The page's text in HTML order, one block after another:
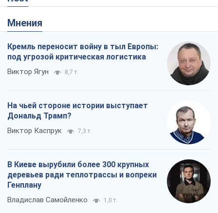
Мнения
Кремль переносит войну в тыл Европы:
под угрозой критическая логистика
Виктор Ягун 8,7 т.
На чьей стороне истории выступает
Дональд Трамп?
Виктор Каспрук 7,3 т.
В Киеве вырубили более 300 крупных
деревьев ради теплотрассы и вопреки
Генплану
Владислав Самойленко 1,0 т.